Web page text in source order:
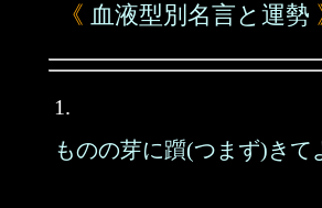
《 血液型別名言と運勢
1.
ものの芽に躓(つまず)きて